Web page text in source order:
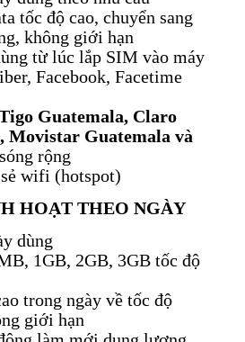
tốc độ cao, chuyển sang
không giới hạn
từ lúc lắp SIM vào máy
Facebook, Facetime
Guatemala, Claro
Movistar Guatemala và
rộng
wifi (hotspot)
HOẠT THEO NGÀY
dùng
1GB, 2GB, 3GB tốc độ
trong ngày về tốc độ
giới hạn